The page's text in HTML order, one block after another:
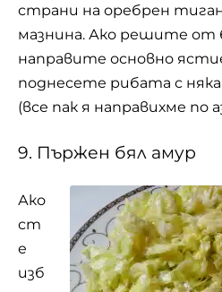
страни на оребрен
мазнина. Ако решите от
направите основно
поднесете рибата с
(все пак я направихме по
9. Пържен бял амур
Ако
ст
е
изб